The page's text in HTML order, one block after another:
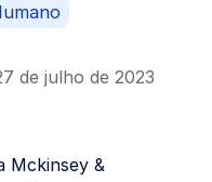
de julho de 2023
Mckinsey &